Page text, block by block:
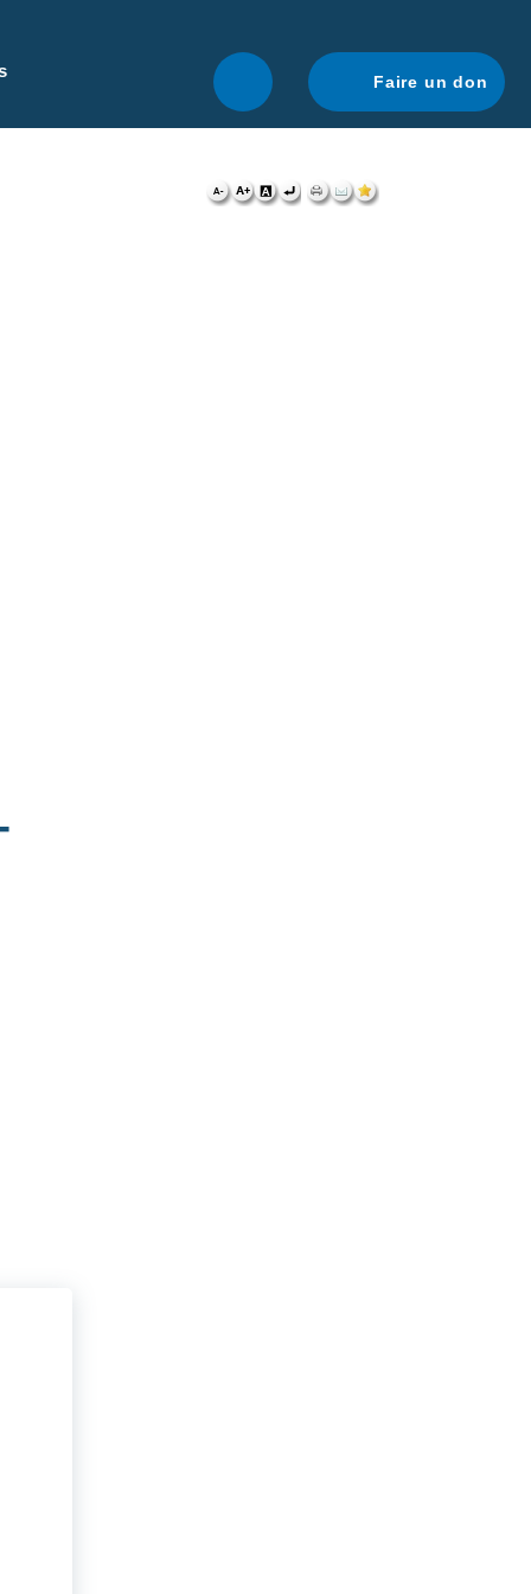
navigation optimale.
Faire un don